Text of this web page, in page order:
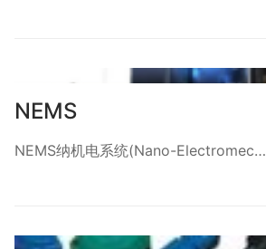
NEMS
NEMS纳机电系统(Nano-Electromec…